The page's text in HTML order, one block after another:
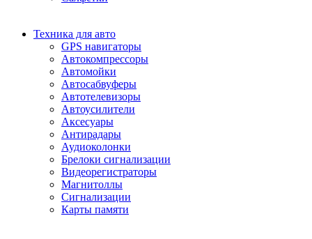
Техника для авто
GPS навигаторы
Автокомпрессоры
Автомойки
Автосабвуферы
Автотелевизоры
Автоусилители
Аксесуары
Антирадары
Аудиоколонки
Брелоки сигнализации
Видеорегистраторы
Магнитоллы
Сигнализации
Карты памяти